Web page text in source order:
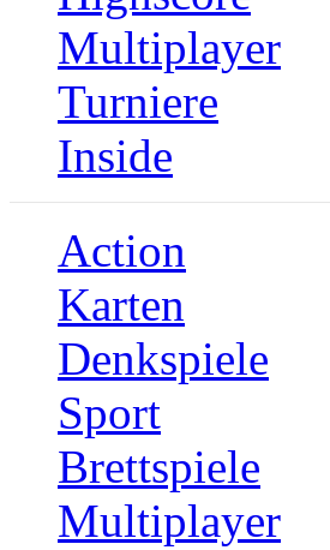
Multiplayer
Turniere
Inside
Action
Karten
Denkspiele
Sport
Brettspiele
Multiplayer